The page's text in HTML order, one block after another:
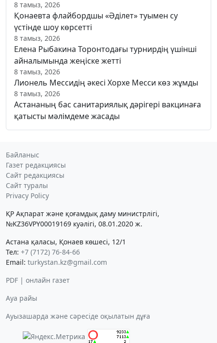
8 тамыз, 2026
Қонаевта флайбордшы «Әділет» туымен су
үстінде шоу көрсетті
8 тамыз, 2026
Елена Рыбакина Торонтодағы турнирдің үшінші
айналымында жеңіске жетті
8 тамыз, 2026
Лионель Мессидің әкесі Хорхе Месси көз жұмды
8 тамыз, 2026
Астананың бас санитариялық дәрігері вакцинаға
қатысты мәлімдеме жасады
Байланыс
Газет редакциясы
Сайт редакциясы
Сайт туралы
Privacy Policy
ҚР Ақпарат және қоғамдық даму министрлігі,
№KZ36VPY00019169 куәлігі, 08.01.2020 ж.
Астана қаласы, Қонаев көшесі, 12/1
Тел: +7 (7172) 76-84-66
Email: turkystan.kz@gmail.com
PDF | онлайн газет
Ауа райы
Ауызашарда және сәресіде оқылатын дұға